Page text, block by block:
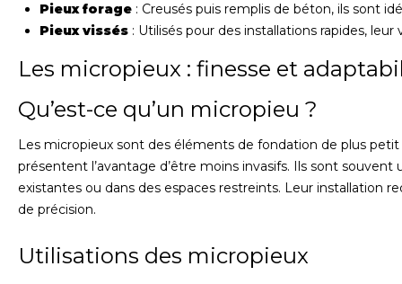
Pieux forage : Creusés puis remplis de béton, ils sont
Pieux vissés : Utilisés pour des installations rapides,
Les micropieux : finesse et
Qu’est-ce qu’un micropieu ?
Les micropieux sont des éléments de fondation de plus
présentent l’avantage d’être moins invasifs. Ils sont souvent
existantes ou dans des espaces restreints. Leur installation
de précision.
Utilisations des micropieux